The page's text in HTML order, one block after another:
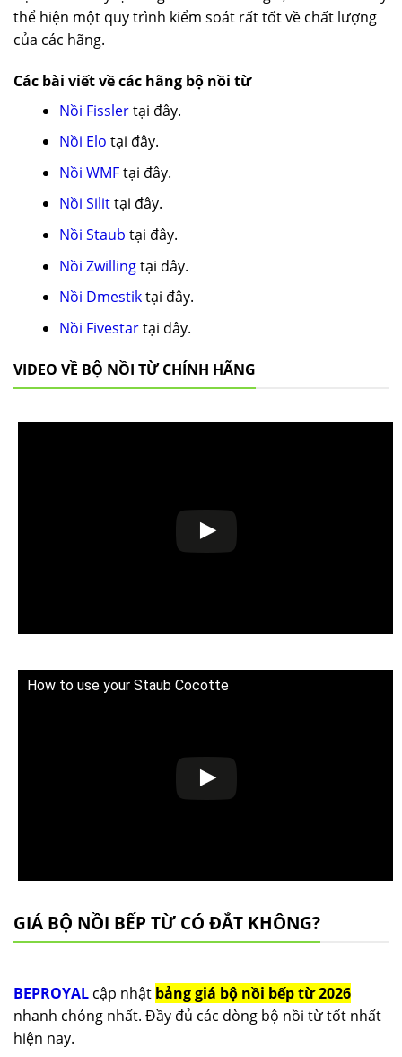
thể hiện một quy trình kiểm soát rất tốt về chất lượng
của các hãng.
Các bài viết về các hãng bộ nồi từ
Nồi Fisslertại đây.
Nồi Elo tại đây.
Nồi WMFtại đây.
Nồi Silittại đây.
Nồi Staub tại đây.
Nồi Zwillingtại đây.
Nồi Dmestiktại đây.
Nồi Fivestartại đây.
VIDEO VỀ BỘ NỒI TỪ CHÍNH HÃNG
How to use your Staub Cocotte
GIÁ BỘ NỒI BẾP TỪ CÓ ĐẮT KHÔNG?
BEPROYAL cập nhật bảng giá bộ nồi bếp từ 2026
nhanh chóng nhất. Đầy đủ các dòng bộ nồi từ tốt nhất
hiện nay.